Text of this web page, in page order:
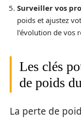
Surveiller vos
poids et ajustez
l’évolution de vos
Les clés
de poids
La perte de